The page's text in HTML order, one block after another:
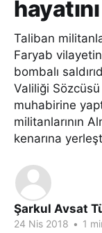
Taliban
Faryab
bombalı
Valiliği
muhabirine
militanlarının
kenarına
Şarkul Avsat
24 Nis 2018 • 1